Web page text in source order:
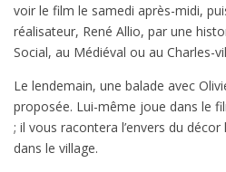
voir le film le samedi après-midi,
réalisateur, René Allio, par une
Social, au Médiéval ou au Charles-
Le lendemain, une balade avec
proposée. Lui-même joue dans le
; il vous racontera l’envers du
dans le village.